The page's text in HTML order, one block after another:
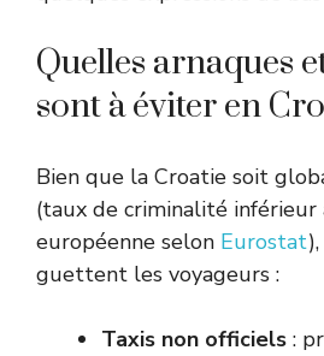
Quelles arnaques
sont à éviter en
Bien que la Croatie soit
(taux de criminalité inférieur
européenne selon Eurostat
guettent les voyageurs :
Taxis non officiels :